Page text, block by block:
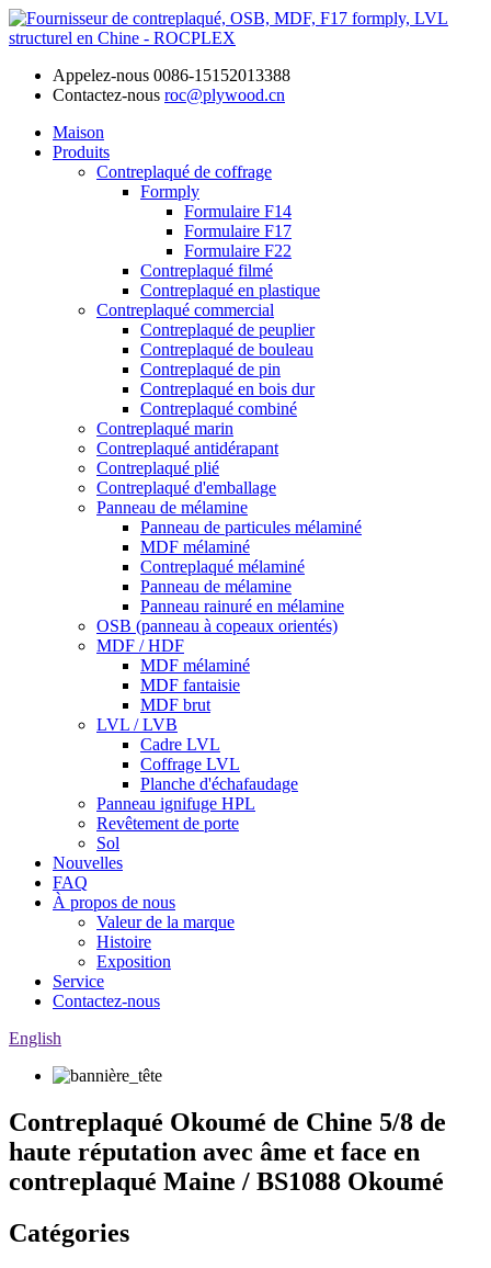
Appelez-nous 0086-15152013388
Contactez-nous roc@plywood.cn
Maison
Produits
Contreplaqué de coffrage
Formply
Formulaire F14
Formulaire F17
Formulaire F22
Contreplaqué filmé
Contreplaqué en plastique
Contreplaqué commercial
Contreplaqué de peuplier
Contreplaqué de bouleau
Contreplaqué de pin
Contreplaqué en bois dur
Contreplaqué combiné
Contreplaqué marin
Contreplaqué antidérapant
Contreplaqué plié
Contreplaqué d'emballage
Panneau de mélamine
Panneau de particules mélaminé
MDF mélaminé
Contreplaqué mélaminé
Panneau de mélamine
Panneau rainuré en mélamine
OSB (panneau à copeaux orientés)
MDF / HDF
MDF mélaminé
MDF fantaisie
MDF brut
LVL / LVB
Cadre LVL
Coffrage LVL
Planche d'échafaudage
Panneau ignifuge HPL
Revêtement de porte
Sol
Nouvelles
FAQ
À propos de nous
Valeur de la marque
Histoire
Exposition
Service
Contactez-nous
English
Contreplaqué Okoumé de Chine 5/8 de
haute réputation avec âme et face en
contreplaqué Maine / BS1088 Okoumé
Catégories